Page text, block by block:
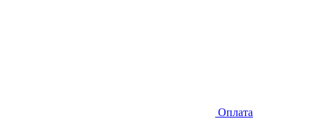
Оплата